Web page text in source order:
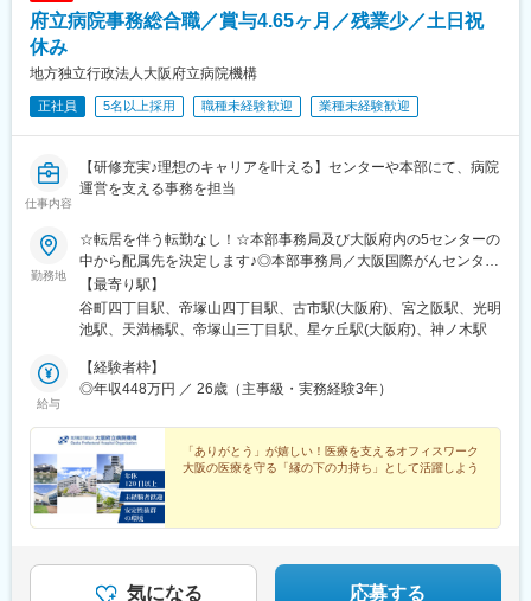
府立病院事務総合職／賞与4.65ヶ月／残業少／土日祝
休み
地方独立行政法人大阪府立病院機構
正社員 5名以上採用 職種未経験歓迎 業種未経験歓迎
仕事内容
【研修充実♪理想のキャリアを叶える】センターや本部にて、病院
運営を支える事務を担当
勤務地
☆転居を伴う転勤なし！☆本部事務局及び大阪府内の5センターの
中から配属先を決定します♪◎本部事務局／大阪国際がんセンター
└大阪府大阪市中央区大手前3-1-69◎大阪急性期・総合医療セン
ター└大阪府大阪市住吉区万代東3-1-56◎大阪はびきの医療セン
ター└大阪府羽曳野市はびきの3-7-1◎大阪精神医療センター└大
室堂町840
【最寄り駅】
谷町四丁目駅、帝塚山四丁目駅、古市駅(大阪府)、宮之阪駅、光明
池駅、天満橋駅、帝塚山三丁目駅、星ケ丘駅(大阪府)、神ノ木駅
給与
【経験者枠】
◎年収448万円 ／ 26歳（主事級・実務経験3年）
「ありがとう」が嬉しい！医療を支えるオフィスワーク
大阪の医療を守る「縁の下の力持ち」として活躍しよう
気になる 応募する